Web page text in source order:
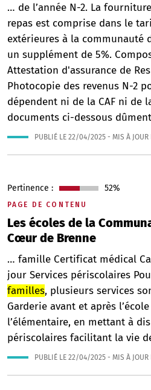
… de l’année N-2. La
repas est comprise dans le
extérieures à la communauté
un supplément de 5%.
Attestation d'assurance de
Photocopie des revenus N-2
dépendent ni de la CAF ni de
documents ci-dessous
PUBLIÉ LE 22/04/2025 - MIS À JOUR
PAGE DE CONTENU
Les écoles de la
Cœur de Brenne
Pertinence : 52%
… famille Certificat médical
jour Services périscolaires
familles, plusieurs services
Garderie avant et après
l’élémentaire, en mettant à
périscolaires facilitant la vie
PUBLIÉ LE 22/04/2025 - MIS À JOUR